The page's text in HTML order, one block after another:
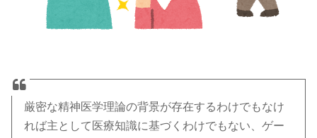
厳密な精神医学理論の背景が存在するわけでもなけ
れば主として医療知識に基づくわけでもない、ゲー